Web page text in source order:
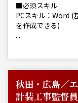
■必須スキル
PCスキル：Word (
を作成できる)
...
秋田・広島／
計装工事監督員